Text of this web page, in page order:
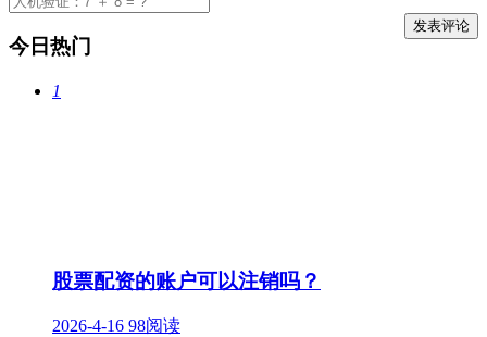
今日热门
1
股票配资的账户可以注销吗？
2026-4-16 98阅读